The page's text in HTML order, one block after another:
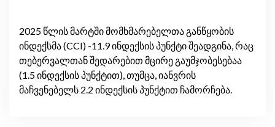
2025 წლის მარტში მომხმარებელთა განწყობის
ინდექსმა (CCI) -11.9 ინდექსის პუნქტი შეადგინა, რაც
თებერვალთან შედარებით მცირე გაუმჯობესებაა
(1.5 ინდექსის პუნქტით), თუმცა, იანვრის
მაჩვენებელს 2.2 ინდექსის პუნქტით ჩამორჩება.